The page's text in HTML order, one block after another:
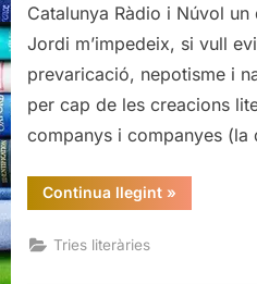
literària
per
Sant
Jordi
Catalunya Ràdio i Núvol un
Jordi m’impedeix, si vull
prevaricació, nepotisme i
per cap de les creacions
companys i companyes (la
Continua llegint“La
meva
»
Tries literàries